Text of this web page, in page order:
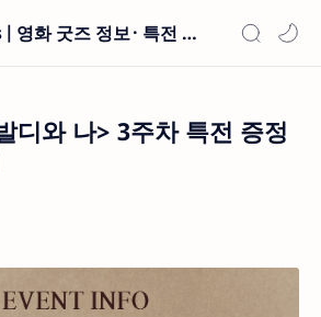
Goods Trades | 영화 굿즈 정보 · 특전 현황
디와 나> 3주차 특전 증정